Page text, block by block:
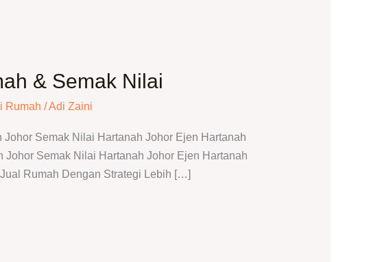
& Semak Nilai
Rumah /Adi Zaini
Semak Nilai Hartanah Johor Ejen Hartanah
Semak Nilai Hartanah Johor Ejen Hartanah
Rumah Dengan Strategi Lebih […]